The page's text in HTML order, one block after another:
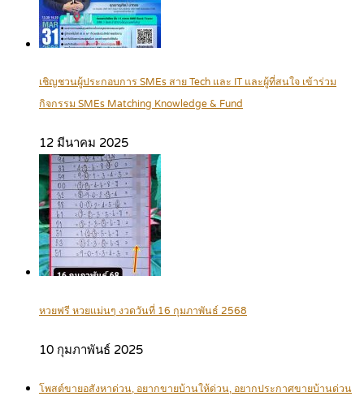
เชิญชวนผู้ประกอบการ SMEs สาย Tech และ IT และผู้ที่สนใจ เข้าร่วม
กิจกรรม SMEs Matching Knowledge & Fund
12 มีนาคม 2025
หวยฟรี หวยแม่นๆ งวดวันที่ 16 กุมภาพันธ์ 2568
10 กุมภาพันธ์ 2025
โพสต์ขายอสังหาด่วน, อยากขายบ้านให้ด่วน, อยากประกาศขายบ้านด่วน